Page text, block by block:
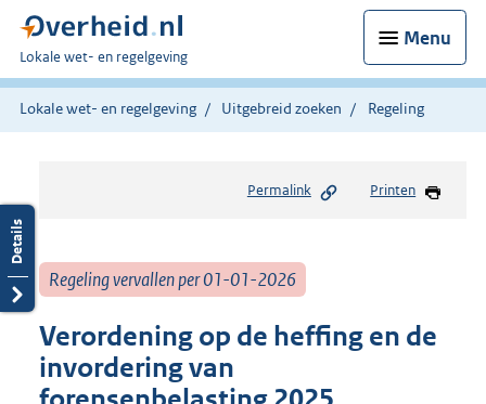
Menu
U
bent
hier:
Lokale wet- en regelgeving
Lokale wet- en regelgeving Uitgebreid zoeken Regeling
Permalink Printen
Regeling vervallen per 01-01-2026
Verordening op de heffing en de
invordering van